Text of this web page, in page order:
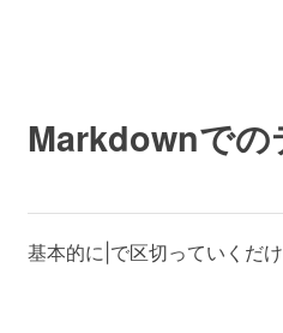
Markdownでの
基本的に|で区切っていくだけ